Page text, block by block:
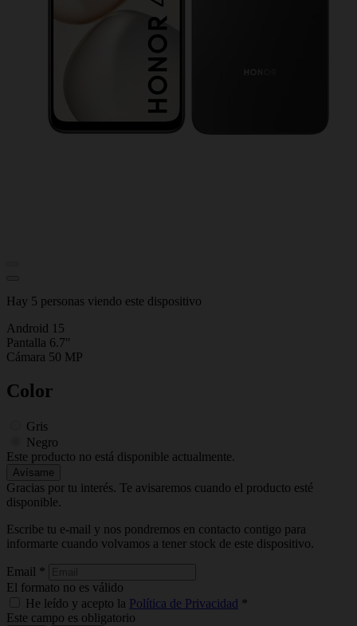
Hay 5 personas viendo este dispositivo
Android 15
Pantalla 6.7"
Cámara 50 MP
Color
Gris
Negro
Este producto no está disponible actualmente.
Avísame
Gracias por tu interés. Te avisaremos cuando el producto esté
disponible.
Escribe tu e-mail y nos pondremos en contacto contigo para
informarte cuando volvamos a tener stock de este dispositivo.
Email *
El formato no es válido
He leído y acepto la Política de Privacidad *
Este campo es obligatorio